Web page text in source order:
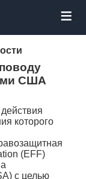
≡
США
которого
(EFF)
с целью